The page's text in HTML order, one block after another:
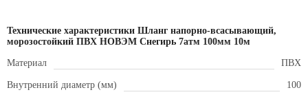
Технические характеристики Шланг напорно-всасывающий,
морозостойкий ПВХ НОВЭМ Снегирь 7атм 100мм 10м
Материал ПВХ
Внутренний диаметр (мм) 100